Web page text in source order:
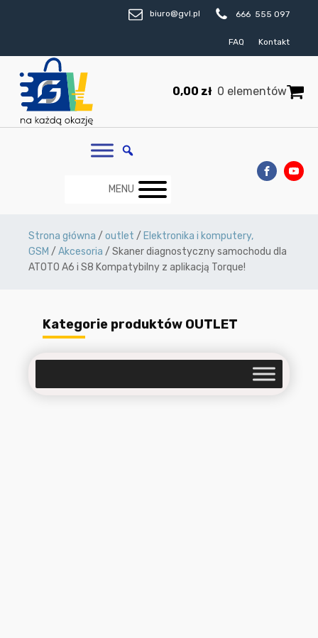
biuro@gvl.pl 666 555 097
FAQ Kontakt
0,00 zł 0 elementów
MENU
Strona główna / outlet / Elektronika i komputery,
GSM / Akcesoria / Skaner diagnostyczny samochodu dla
ATOTO A6 i S8 Kompatybilny z aplikacją Torque!
Kategorie produktów OUTLET